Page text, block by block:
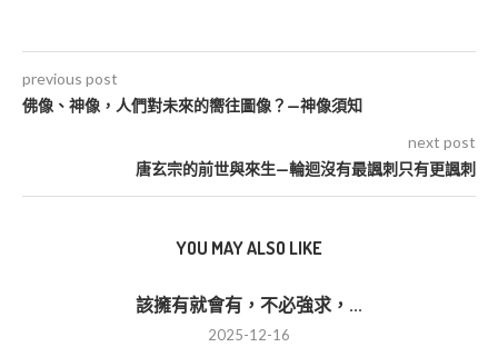
previous post
佛像、神像，人們對未來的嚮往圖像？—神像須知
next post
唐玄宗的前世與來生—輪迴沒有最諷刺只有更諷刺
YOU MAY ALSO LIKE
該擁有就會有，不必強求，...
2025-12-16